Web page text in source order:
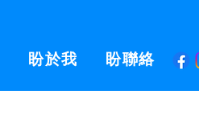
盼於我 盼聯絡